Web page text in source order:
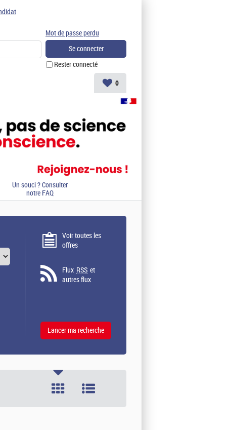
Rester connecté
Mot de passe perdu
0
Un souci ? Consulter
notre FAQ
Voir toutes les
offres
Flux RSS et
autres flux